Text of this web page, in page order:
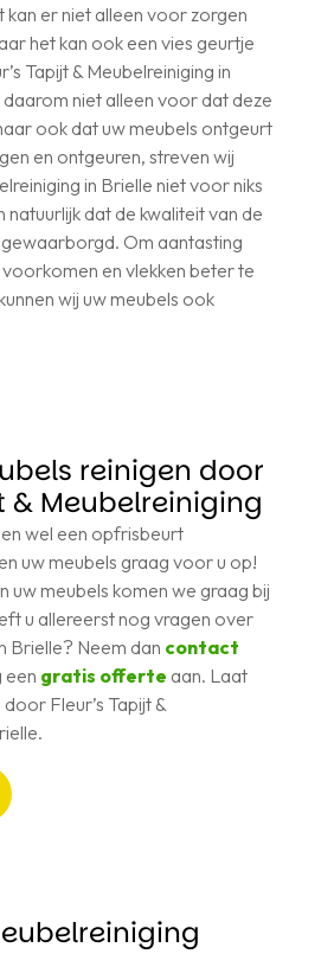
kan er niet alleen voor zorgen
het kan ook een vies geurtje
Tapijt & Meubelreiniging in
niet alleen voor dat deze
ook dat uw meubels ontgeurt
en ontgeuren, streven wij
in Brielle niet voor niks
natuurlijk dat de kwaliteit van de
Om aantasting
en vlekken beter te
wij uw meubels ook
reinigen door
& Meubelreiniging
wel een opfrisbeurt
uw meubels graag voor u op!
uw meubels komen we graag bij
u allereerst nog vragen over
Brielle? Neem dan contact
een gratis offerte aan. Laat
Fleur’s Tapijt &